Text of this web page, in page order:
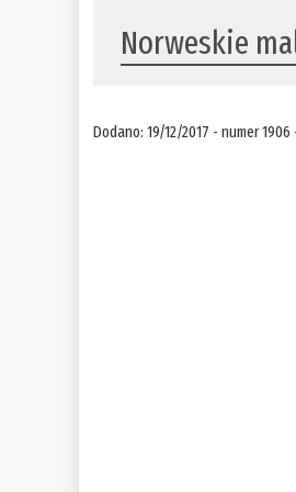
​Norweskie
Dodano: 19/12/2017 - numer 1906